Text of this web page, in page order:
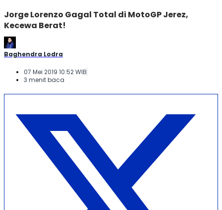
Jorge Lorenzo Gagal Total di MotoGP Jerez,
Kecewa Berat!
Baghendra Lodra
07 Mei 2019 10:52 WIB
3 menit baca